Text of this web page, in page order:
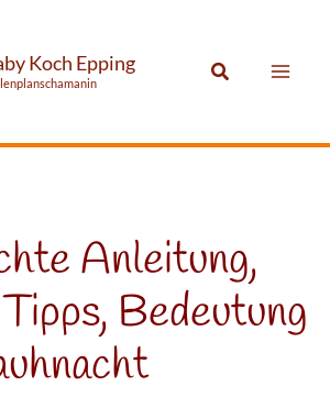
Koch Epping Suchen
Anleitung,
Bedeutung